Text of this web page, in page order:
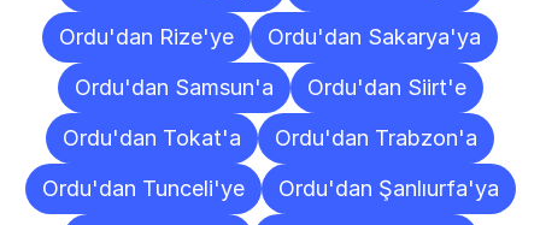
Ordu'dan Rize'ye
Ordu'dan Sakarya'ya
Ordu'dan Samsun'a
Ordu'dan Siirt'e
Ordu'dan Tokat'a
Ordu'dan Trabzon'a
Ordu'dan Tunceli'ye
Ordu'dan Şanlıurfa'ya